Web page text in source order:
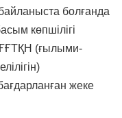
болғанда
көпшілігі
ҒҒТҚН (ғылыми-
жеке